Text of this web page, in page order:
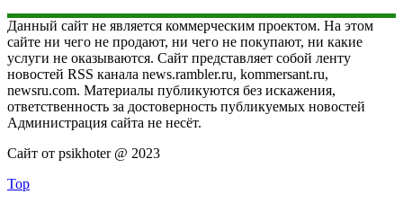
Данный сайт не является коммерческим проектом. На этом
сайте ни чего не продают, ни чего не покупают, ни какие
услуги не оказываются. Сайт представляет собой ленту
новостей RSS канала news.rambler.ru, kommersant.ru,
newsru.com. Материалы публикуются без искажения,
ответственность за достоверность публикуемых новостей
Администрация сайта не несёт.
Сайт от psikhoter @ 2023
Top